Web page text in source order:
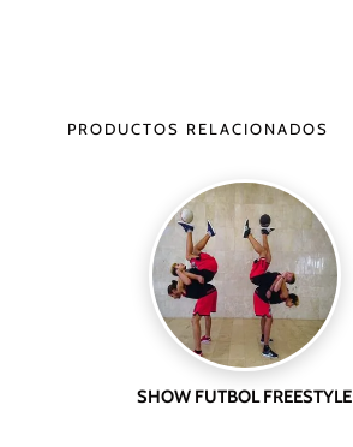
PRODUCTOS RELACIONADOS
SHOW FUTBOL FREESTYLE